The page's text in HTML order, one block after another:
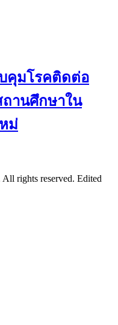
คุมโรคติดต่อ
ถานศึกษาใน
ม่
rights reserved. Edited